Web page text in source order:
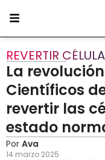
REVERTIR
La
Científicos
revertir las
estado
Por Ava
14 marzo 2025